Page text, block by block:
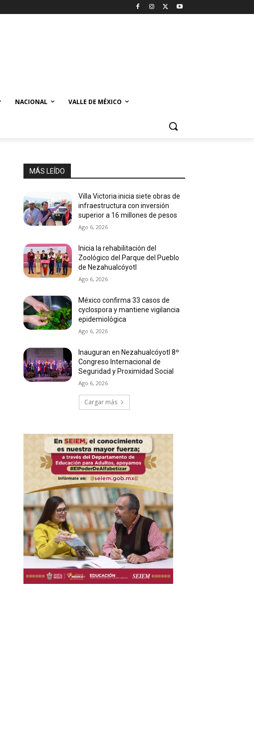
NACIONAL VALLE DE MÉXICO
MÁS LEÍDO
Villa Victoria inicia siete obras de
infraestructura con inversión
superior a 16 millones de pesos
Ago 6, 2026
Inicia la rehabilitación del
Zoológico del Parque del Pueblo
de Nezahualcóyotl
Ago 6, 2026
México confirma 33 casos de
cyclospora y mantiene vigilancia
epidemiológica
Ago 6, 2026
Inauguran en Nezahualcóyotl 8º
Congreso Internacional de
Seguridad y Proximidad Social
Ago 6, 2026
Cargar más